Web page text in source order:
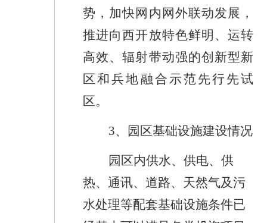
势，加快网内网外联动发展，
推进向西开放特色鲜明、运转
高效、辐射带动强的创新型新
区和兵地融合示范先行先试
区。
3、 园区基础设施建设情况
园区内供水、供电、供
热、通讯、道路、天然气及污
水处理等配套基础设施条件已